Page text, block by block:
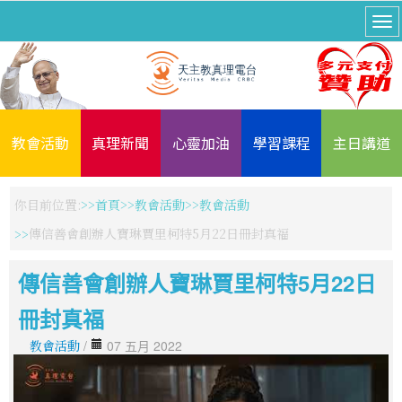
教會活動 真理新聞 心靈加油 學習課程 主日講道
你目前位置: 首頁 教會活動
教會活動
傳信善會創辦人寶琳賈里柯特5月22日冊封真福
傳信善會創辦人寶琳賈里柯特5月22日
冊封真福
教會活動 / 07 五月 2022